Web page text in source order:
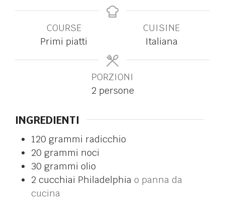
COURSE
Primi piatti
CUISINE
Italiana
PORZIONI
2 persone
INGREDIENTI
120 grammi radicchio
20 grammi noci
30 grammi olio
2 cucchiai Philadelphia o panna da
cucina